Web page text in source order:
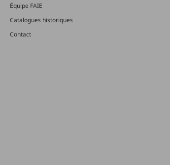
Équipe FAIE
Catalogues historiques
Contact